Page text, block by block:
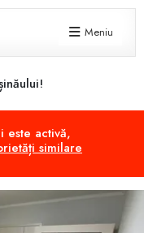
Meniu
este activă,
similare